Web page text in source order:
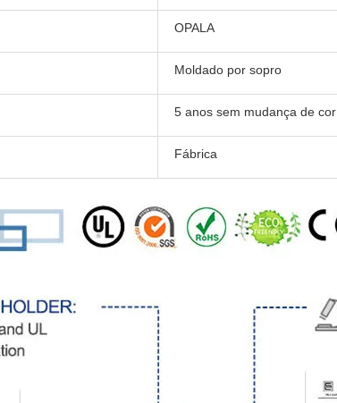
OPALA
Moldado por sopro
5 anos sem mudança de cor
Fábrica